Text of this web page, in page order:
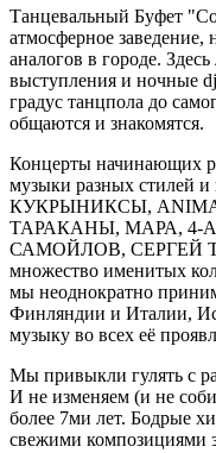
Танцевальный Буфет
атмосферное
аналогов в городе.
выступления и ночные
градус танцпола до
общаются и знакомятся.
Концерты начинающих
музыки разных стилей
КУКРЫНИКСЫ,
ТАРАКАНЫ, МАРА, 4-
САМОЙЛОВ, СЕРГЕЙ
множество именитых
мы неоднократно
Финляндии и Италии,
музыку во всех её
Мы привыкли гулять с
И не изменяем (и не
более 7ми лет. Бодрые
свежими композициями